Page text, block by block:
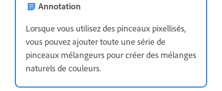
Annotation
Lorsque vous utilisez des pinceaux pixellisés,
vous pouvez ajouter toute une série de
pinceaux mélangeurs pour créer des mélanges
naturels de couleurs.